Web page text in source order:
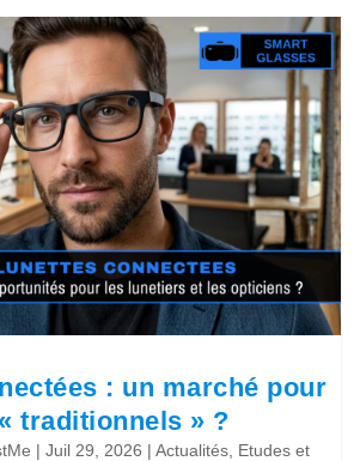
: un marché pour
traditionnels » ?
|Juil 29, 2026 |Actualités Etudes et